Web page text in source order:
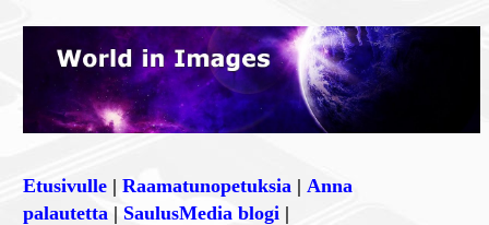
Etusivulle |Raamatunopetuksia |Anna
palautetta | SaulusMedia blogi |